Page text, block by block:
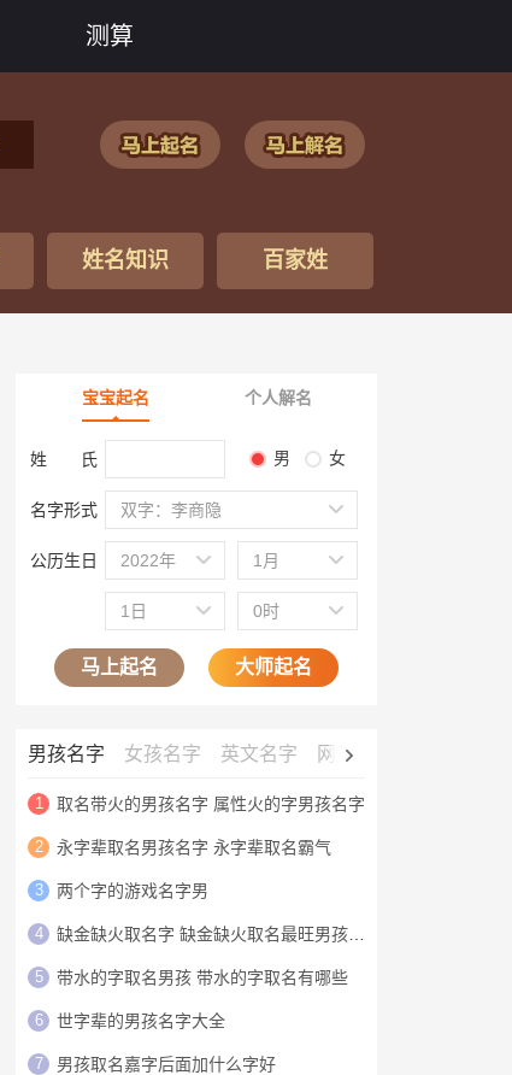
测算
姓名知识 百家姓
宝宝起名 个人解名
姓 氏 男 女
名字形式 双字：李商隐
公历生日 2022年 1月
1日 0时
马上起名 大师起名
男孩名字 女孩名字 英文名字 网名大全
1 取名带火的男孩名字 属性火的字男孩名字
2 永字辈取名男孩名字 永字辈取名霸气
3 两个字的游戏名字男
4 缺金缺火取名字 缺金缺火取名最旺男孩名字
5 带水的字取名男孩 带水的字取名有哪些
6 世字辈的男孩名字大全
7 男孩取名嘉字后面加什么字好